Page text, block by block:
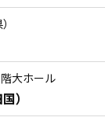
大ホール
）